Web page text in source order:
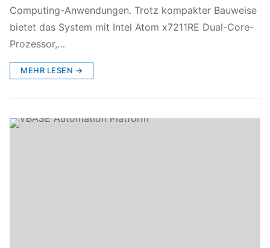
Computing-Anwendungen. Trotz kompakter Bauweise
bietet das System mit Intel Atom x7211RE Dual-Core-
Prozessor,…
MEHR LESEN →